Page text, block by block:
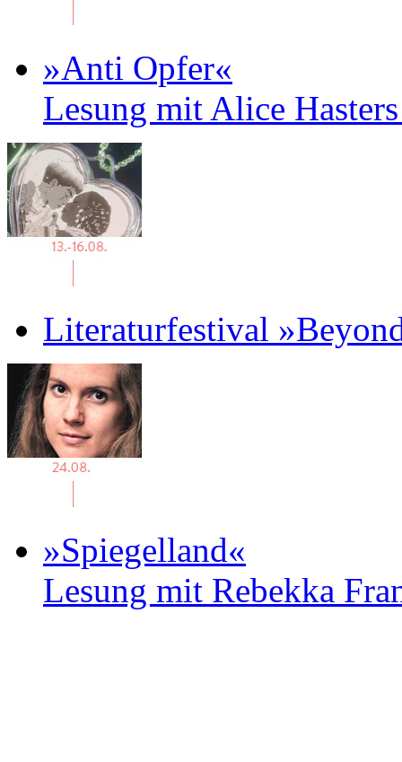
»Anti Opfer«
Lesung mit Alice
Literaturfestival
»Spiegelland«
Lesung mit Rebekka